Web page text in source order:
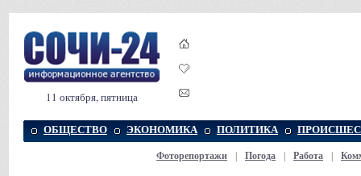
11 октября, пятница
ОБЩЕСТВО ЭКОНОМИКА ПОЛИТИКА
Фоторепортажи Погода Работа